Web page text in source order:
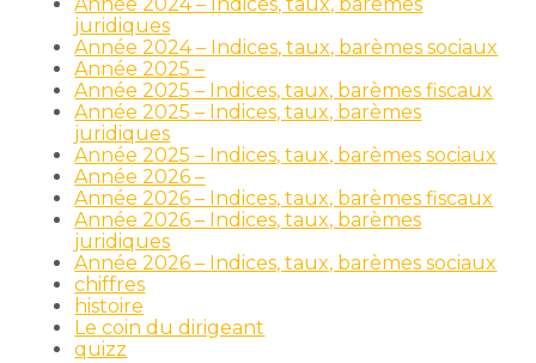
juridiques
Année 2024 – Indices, taux, barèmes sociaux
Année 2025 –
Année 2025 – Indices, taux, barèmes fiscaux
Année 2025 – Indices, taux, barèmes
juridiques
Année 2025 – Indices, taux, barèmes sociaux
Année 2026 –
Année 2026 – Indices, taux, barèmes fiscaux
Année 2026 – Indices, taux, barèmes
juridiques
Année 2026 – Indices, taux, barèmes sociaux
chiffres
histoire
Le coin du dirigeant
quizz